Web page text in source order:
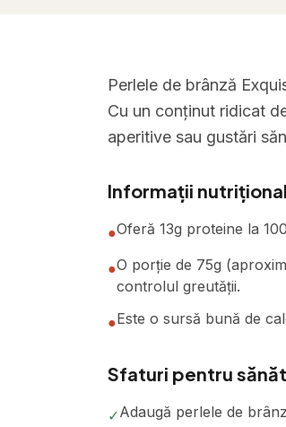
Perlele de brânză
Cu un conținut ridicat
aperitive sau gustări
Informații
●Oferă 13g proteine la
●O porție de 75g
controlul greutății.
●Este o sursă bună de
Sfaturi pentru
✓Adaugă perlele de